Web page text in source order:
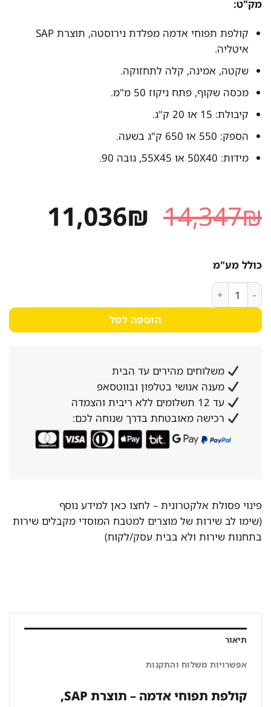
מק"ט:
קולפת תפוחי אדמה מפלדת נירוסטה, תוצרת SAP
איטליה.
שקטה, אמינה, קלה לתחזוקה.
מכסה שקוף, פתח ניקוז 50 מ"מ.
קיבולת: 15 או 20 ק"ג.
הספק: 550 או 650 ק"ג בשעה.
מידות: 50X40 או 55X45, גובה 90.
14,347₪ המחיר
המקורי
11,036₪
כולל מע"מ
כמות של קולפת ת.אדמה 15 ק"ג תוצרת איטליה חד פאזי
הוספה לסל
משלוחים מהירים עד הבית
מענה אנושי בטלפון ובווטסאפ
עד 12 תשלומים ללא ריבית והצמדה
רכישה מאובטחת בדרך שנוחה לכם:
פינוי פסולת אלקטרונית –לחצו כאן למידע נוסף
(שימו לב שירות של מוצרים למטבח המוסדי מקבלים שירות
בתחנות שירות ולא בבית עסק/לקוח)
תיאור
אפשרויות משלוח והתקנות
קולפת תפוחי אדמה – תוצרת SAP,